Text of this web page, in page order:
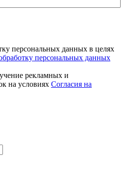
персональных данных в целях
персональных данных
рекламных и
на условиях Согласия на